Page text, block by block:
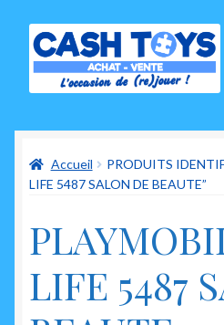
Aller
à
Aller
au
contenu
Carte Cadeau
Accueil
PRODUITS
LIFE 5487 SALON DE BEAUTE”
LIFE 5487